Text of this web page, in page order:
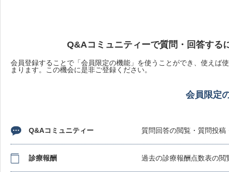
Q&Aコミュニティーで質問・回答する
会員登録することで「会員限定の機能」を使うことができ、使えば
まります。この機会に是非ご登録ください。
会員限定
Q&Aコミュニティー 質問回答の閲覧・質問投稿
診療報酬 過去の診療報酬点数表の閲